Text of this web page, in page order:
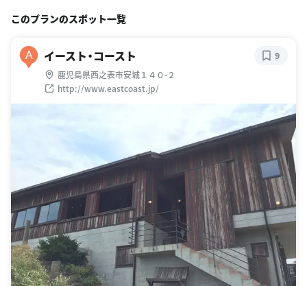
このプランのスポット一覧
A イースト・コースト
鹿児島県西之表市安城１４０-２
http://www.eastcoast.jp/
9